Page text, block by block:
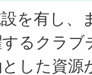
を有し、
るクラブ
した資源